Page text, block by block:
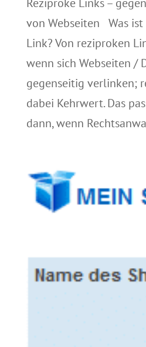
Reziproke Links –
von Webseiten Was
Link? Von reziproken
wenn sich Webseiten /
gegenseitig verlinken;
dabei Kehrwert. Das
dann, wenn